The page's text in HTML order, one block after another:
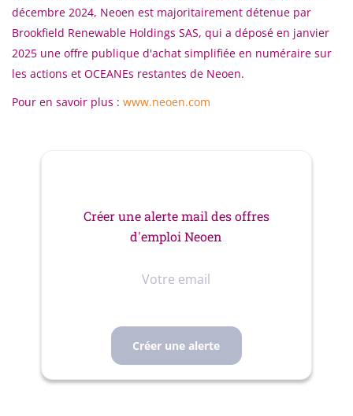
décembre 2024, Neoen est majoritairement détenue par
Brookfield Renewable Holdings SAS, qui a déposé en janvier
2025 une offre publique d'achat simplifiée en numéraire sur
les actions et OCEANEs restantes de Neoen.
Pour en savoir plus : www.neoen.com
Créer une alerte mail des offres
d'emploi Neoen